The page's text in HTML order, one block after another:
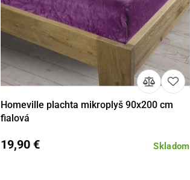
Detail Do košíka
Homeville plachta mikroplyš 90x200 cm
fialová
Skladom
19,90 €